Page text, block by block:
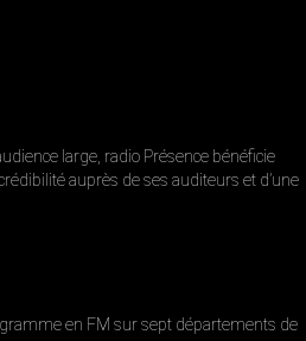
large, radio Présence bénéficie
auprès de ses auditeurs et d’une
en FM sur sept départements de